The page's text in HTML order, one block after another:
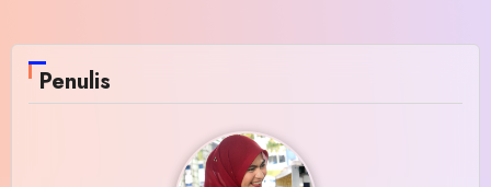
Penulis